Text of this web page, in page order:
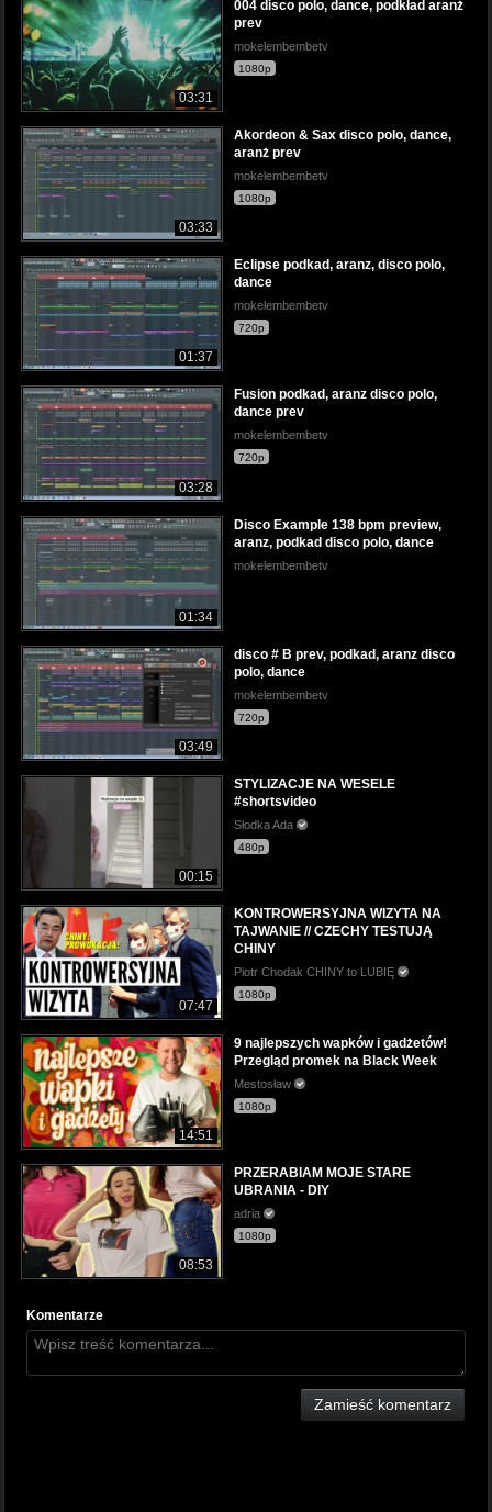
03:31
004 disco polo, dance, podkład aranż
prev
mokelembembetv
1080p
03:33
Akordeon & Sax disco polo, dance,
aranż prev
mokelembembetv
1080p
01:37
Eclipse podkad, aranz, disco polo,
dance
mokelembembetv
720p
03:28
Fusion podkad, aranz disco polo,
dance prev
mokelembembetv
720p
01:34
Disco Example 138 bpm preview,
aranz, podkad disco polo, dance
mokelembembetv
03:49
disco # B prev, podkad, aranz disco
polo, dance
mokelembembetv
720p
00:15
STYLIZACJE NA WESELE
#shortsvideo
Słodka Ada
480p
07:47
KONTROWERSYJNA WIZYTA NA
TAJWANIE // CZECHY TESTUJĄ
CHINY
Piotr Chodak CHINY to LUBIĘ
1080p
14:51
9 najlepszych wapków i gadżetów!
Przegląd promek na Black Week
Mestosław
1080p
08:53
PRZERABIAM MOJE STARE
UBRANIA - DIY
adria
1080p
Komentarze
Zamieść komentarz